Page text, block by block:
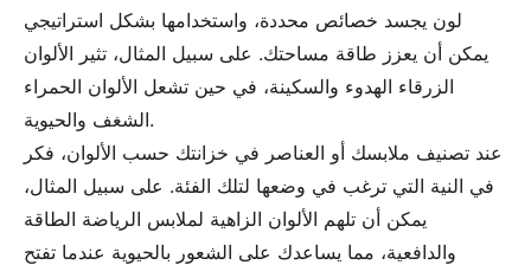
لون يجسد خصائص محددة، واستخدامها بشكل استراتيجي
يمكن أن يعزز طاقة مساحتك. على سبيل المثال، تثير الألوان
الزرقاء الهدوء والسكينة، في حين تشعل الألوان الحمراء
الشغف والحيوية.
عند تصنيف ملابسك أو العناصر في خزانتك حسب الألوان، فكر
في النية التي ترغب في وضعها لتلك الفئة. على سبيل المثال،
يمكن أن تلهم الألوان الزاهية لملابس الرياضة الطاقة
والدافعية، مما يساعدك على الشعور بالحيوية عندما تفتح